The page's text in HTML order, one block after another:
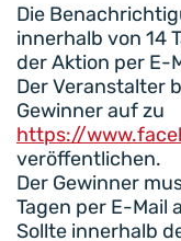
Die
innerhalb von 14
der Aktion per E-
Der Veranstalter
Gewinner auf zu
https://
veröffentlichen.
Der Gewinner
Tagen per E-Mail
Sollte innerhalb